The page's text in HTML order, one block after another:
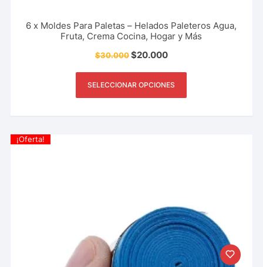
6 x Moldes Para Paletas – Helados Paleteros Agua,
Fruta, Crema Cocina, Hogar y Más
$30.000$20.000
SELECCIONAR OPCIONES
¡Oferta!